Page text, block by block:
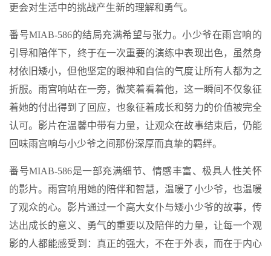
更会对生活中的挑战产生新的理解和勇气。
番号MIAB-586的结局充满希望与张力。小少爷在雨宫响的
引导和陪伴下，终于在一次重要的演练中表现出色，虽然身
材依旧矮小，但他坚定的眼神和自信的气度让所有人都为之
折服。雨宫响站在一旁，微笑着看着他，这一瞬间不仅象征
着她的付出得到了回应，也象征着成长和努力的价值被完全
认可。影片在温馨中带有力量，让观众在故事结束后，仍能
回味雨宫响与小少爷之间那份深厚而真挚的羁绊。
番号MIAB-586是一部充满细节、情感丰富、极具人性关怀
的影片。雨宫响用她的陪伴和智慧，温暖了小少爷，也温暖
了观众的心。影片通过一个高大女仆与矮小少爷的故事，传
达出成长的意义、勇气的重要以及陪伴的力量，让每一个观
影的人都能感受到：真正的强大，不在于外表，而在于内心